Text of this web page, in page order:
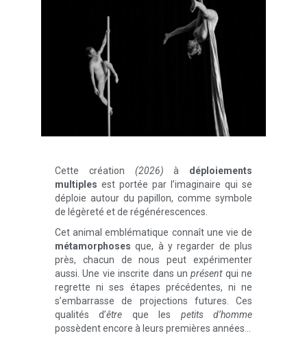
Cette création (2026) à déploiements
multiples est portée par l’imaginaire qui se
déploie autour du papillon, comme symbole
de légèreté et de régénérescences.
Cet animal emblématique connaît une vie de
métamorphoses que, à y regarder de plus
près, chacun de nous peut expérimenter
aussi. Une vie inscrite dans un présent qui ne
regrette ni ses étapes précédentes, ni ne
s’embarrasse de projections futures. Ces
qualités d’être que les petits d’homme
possèdent encore à leurs premières années…